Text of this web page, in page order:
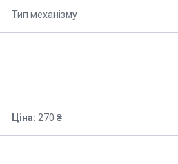
Тип механізму
Ціна: 270 ₴